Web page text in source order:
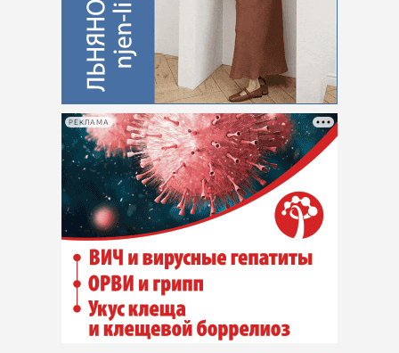
РЕКЛАМА